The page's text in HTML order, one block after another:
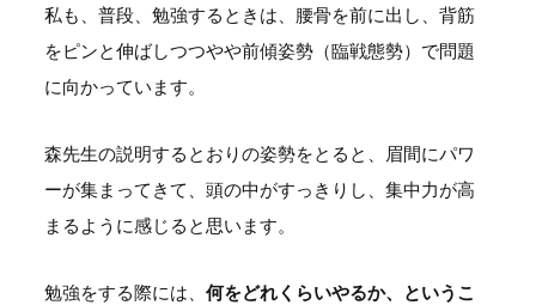
私も、普段、勉強するときは、腰骨を前に出し、背筋
をピンと伸ばしつつやや前傾姿勢（臨戦態勢）で問題
に向かっています。
森先生の説明するとおりの姿勢をとると、眉間にパワ
ーが集まってきて、頭の中がすっきりし、集中力が高
まるように感じると思います。
勉強をする際には、 何をどれくらいやるか、というこ